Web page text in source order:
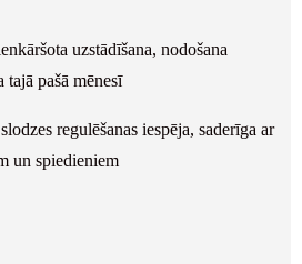
uzstādīšana, nodošana
tajā pašā mēnesī
regulēšanas iespēja, saderīga ar
un spiedieniem